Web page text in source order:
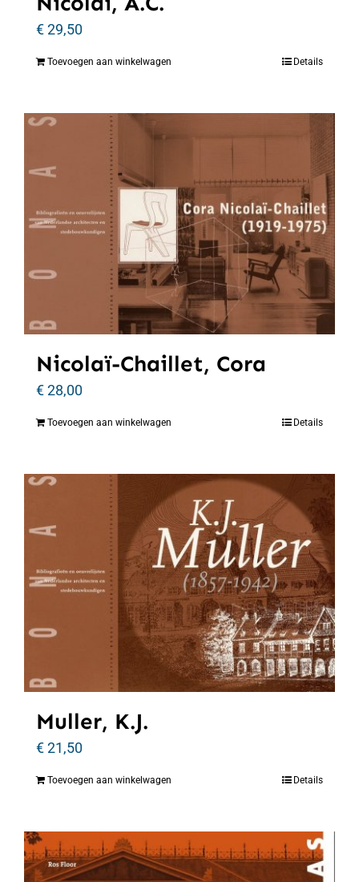
€29,50
Toevoegen aan winkelwagen Details
Nicolaï-Chaillet, Cora
€28,00
Toevoegen aan winkelwagen Details
Muller, K.J.
€21,50
Toevoegen aan winkelwagen Details